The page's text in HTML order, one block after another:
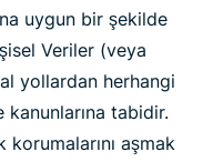
uygun bir şekilde
Veriler (veya
yollardan herhangi
kanunlarına tabidir.
aşmak